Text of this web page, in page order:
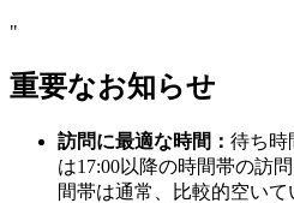
"
重要なお知らせ
訪問に最適な時間： 待ち時
は17:00以降の時間帯の訪
間帯は通常、比較的空いて